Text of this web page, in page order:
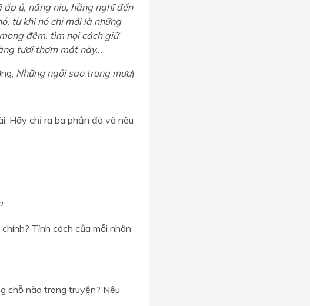
ủ, nâng niu, hằng nghĩ đến
từ khi nó chỉ mới là những
đêm, tìm nọi cách giữ
tươi thơm mát này...
Những ngôi sao trong mưa)
Hãy chỉ ra ba phần đó và nêu
Tính cách của mỗi nhân
chỗ nào trong truyện? Nêu